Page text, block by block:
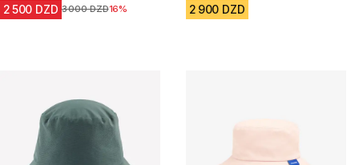
2 500 DZD Prix avant la réduction
3 000 DZD16% 2 900 DZD